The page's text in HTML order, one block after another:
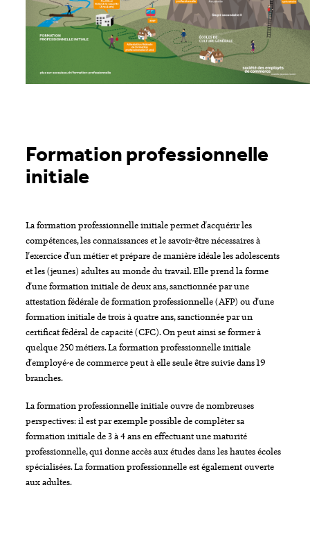
Formation professionnelle
initiale
La formation professionnelle initiale permet d'acquérir les
compétences, les connaissances et le savoir-être nécessaires à
l'exercice d'un métier et prépare de manière idéale les adolescents
et les (jeunes) adultes au monde du travail. Elle prend la forme
d'une formation initiale de deux ans, sanctionnée par une
attestation fédérale de formation professionnelle (AFP) ou d'une
formation initiale de trois à quatre ans, sanctionnée par un
certificat fédéral de capacité (CFC). On peut ainsi se former à
quelque 250 métiers. La formation professionnelle initiale
d'employé-e de commerce peut à elle seule être suivie dans 19
branches.
La formation professionnelle initiale ouvre de nombreuses
perspectives: il est par exemple possible de compléter sa
formation initiale de 3 à 4 ans en effectuant une maturité
professionnelle, qui donne accès aux études dans les hautes écoles
spécialisées. La formation professionnelle est également ouverte
aux adultes.